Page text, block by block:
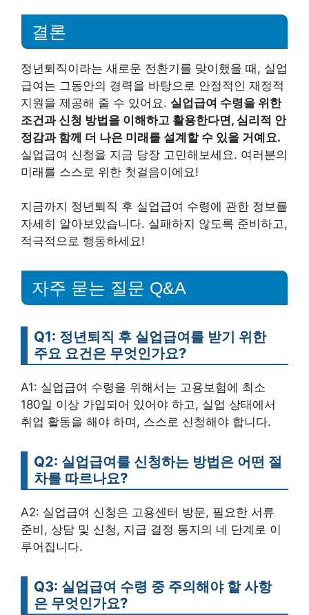
결론
정년퇴직이라는 새로운 전환기를 맞이했을 때, 실업
급여는 그동안의 경력을 바탕으로 안정적인 재정적
지원을 제공해 줄 수 있어요. 실업급여 수령을 위한
조건과 신청 방법을 이해하고 활용한다면, 심리적 안
정감과 함께 더 나은 미래를 설계할 수 있을 거예요.
실업급여 신청을 지금 당장 고민해보세요. 여러분의
미래를 스스로 위한 첫걸음이에요!
지금까지 정년퇴직 후 실업급여 수령에 관한 정보를
자세히 알아보았습니다. 실패하지 않도록 준비하고,
적극적으로 행동하세요!
자주 묻는 질문 Q&A
Q1: 정년퇴직 후 실업급여를 받기 위한
주요 요건은 무엇인가요?
A1: 실업급여 수령을 위해서는 고용보험에 최소
180일 이상 가입되어 있어야 하고, 실업 상태에서
취업 활동을 해야 하며, 스스로 신청해야 합니다.
Q2: 실업급여를 신청하는 방법은 어떤 절
차를 따르나요?
A2: 실업급여 신청은 고용센터 방문, 필요한 서류
준비, 상담 및 신청, 지급 결정 통지의 네 단계로 이
루어집니다.
Q3: 실업급여 수령 중 주의해야 할 사항
은 무엇인가요?